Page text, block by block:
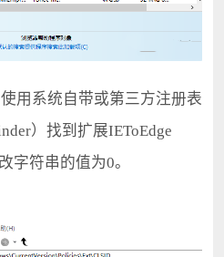
系统自带或第三方注册表
）找到扩展IEToEdge
字符串的值为0。